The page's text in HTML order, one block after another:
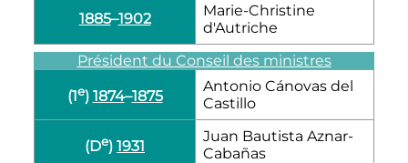
1885–1902
Marie-Christine
d'Autriche
Président du Conseil des ministres
(1e) 1874–1875
Antonio Cánovas del
Castillo
(De) 1931
Juan Bautista Aznar-
Cabañas